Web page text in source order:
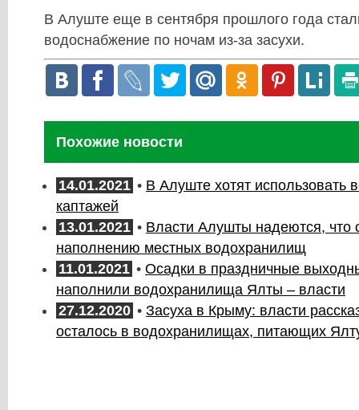
В Алуште еще в сентября прошлого года
водоснабжение по ночам из-за засухи.
Похожие новости
14.01.2021 • В Алуште хотят использовать
каптажей
13.01.2021 • Власти Алушты надеются, что
наполнению местных водохранилищ
11.01.2021 • Осадки в праздничные
наполнили водохранилища Ялты – власти
27.12.2020 • Засуха в Крыму: власти
осталось в водохранилищах, питающих